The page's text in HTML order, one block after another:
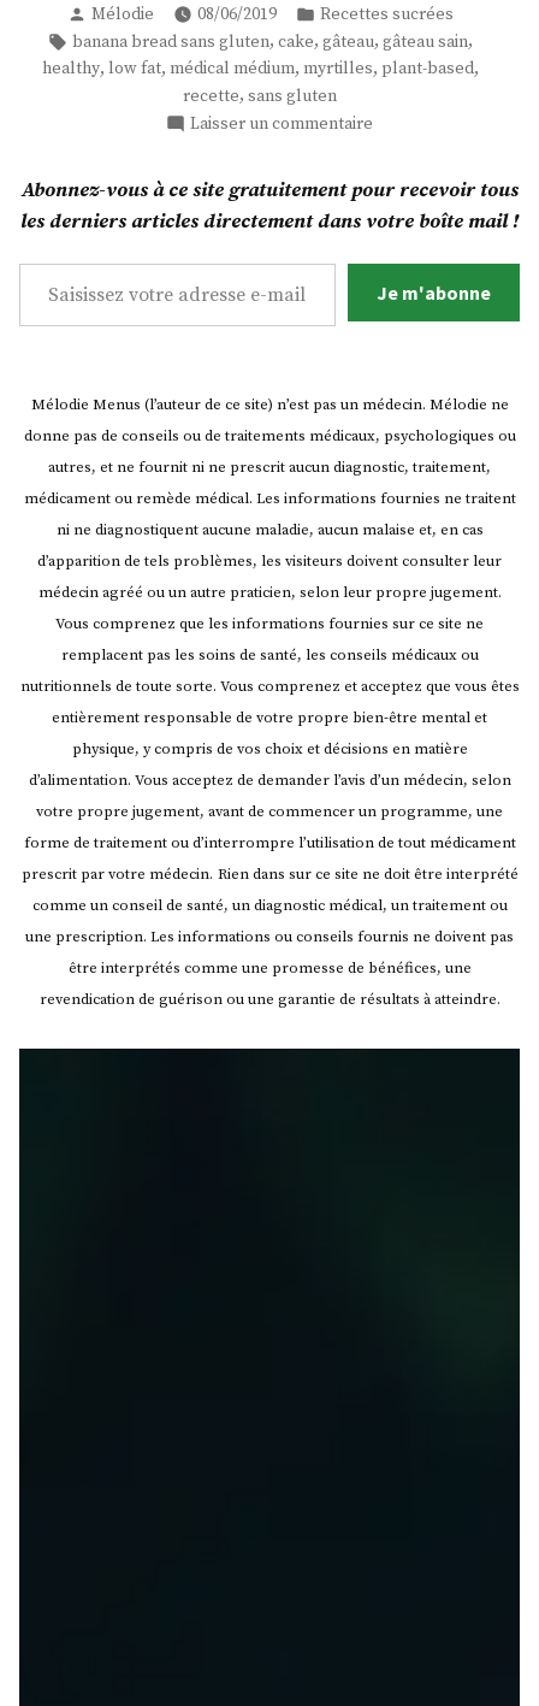
:
The
Best
Banana
Publié
par
Mélodie 08/06/2019
Publié
dans
Recettes sucrées
Étiquettes :
banana bread sans gluten, cake, gâteau, gâteau sain,
healthy, low fat, médical médium, myrtilles, plant-based,
recette, sans gluten
Laisser un commentaire
:
The
Banana
Abonnez-vous à ce site gratuitement pour recevoir tous
les derniers articles directement dans votre boîte mail !
Saisissez votre adresse e-mail…
Je m'abonne
Mélodie Menus (l’auteur de ce site) n’est pas un médecin. Mélodie ne
donne pas de conseils ou de traitements médicaux, psychologiques ou
autres, et ne fournit ni ne prescrit aucun diagnostic, traitement,
médicament ou remède médical. Les informations fournies ne traitent
ni ne diagnostiquent aucune maladie, aucun malaise et, en cas
d’apparition de tels problèmes, les visiteurs doivent consulter leur
médecin agréé ou un autre praticien, selon leur propre jugement.
Vous comprenez que les informations fournies sur ce site ne
remplacent pas les soins de santé, les conseils médicaux ou
nutritionnels de toute sorte. Vous comprenez et acceptez que vous êtes
entièrement responsable de votre propre bien-être mental et
physique, y compris de vos choix et décisions en matière
d’alimentation. Vous acceptez de demander l’avis d’un médecin, selon
votre propre jugement, avant de commencer un programme, une
forme de traitement ou d’interrompre l’utilisation de tout médicament
prescrit par votre médecin. Rien dans sur ce site ne doit être interprété
comme un conseil de santé, un diagnostic médical, un traitement ou
une prescription. Les informations ou conseils fournis ne doivent pas
être interprétés comme une promesse de bénéfices, une
revendication de guérison ou une garantie de résultats à atteindre.